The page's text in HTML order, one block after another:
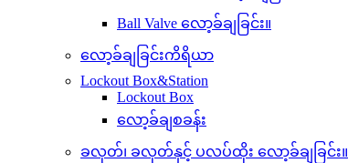
Ball Valve လော့ခ်ချခြင်း။
လော့ခ်ချခြင်းကိရိယာ
Lockout Box&Station
Lockout Box
လော့ခ်ချစခန်း
ခလုတ်၊ ခလုတ်နှင့် ပလပ်ထိုး လော့ခ်ချခြင်း။